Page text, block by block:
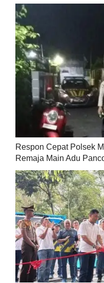
Respon Cepat Polsek
Remaja Main Adu